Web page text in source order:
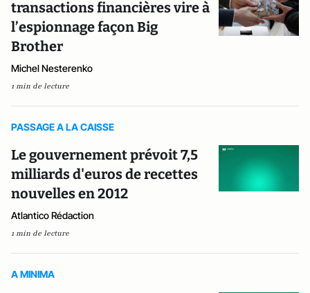
transactions financières vire à
l’espionnage façon Big
Brother
Michel Nesterenko
1 min de lecture
PASSAGE A LA CAISSE
Le gouvernement prévoit 7,5
milliards d'euros de recettes
nouvelles en 2012
Atlantico Rédaction
1 min de lecture
A MINIMA